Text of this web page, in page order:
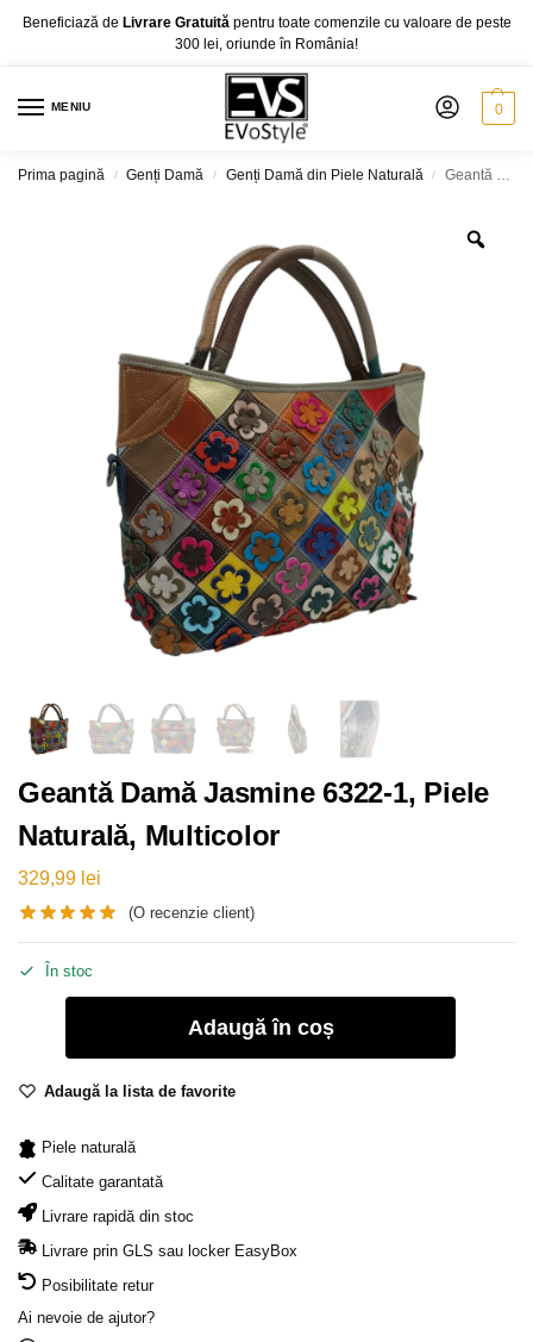
Beneficiază de Livrare Gratuită pentru toate comenzile cu valoare de peste
300 lei, oriunde în România!
MENIU 0
Prima pagină / Genți Damă / Genți Damă din Piele Naturală / Geantă Damă Jasmine 6322-1, Piele Naturală, Multicolor
Geantă Damă Jasmine 6322-1, Piele
Naturală, Multicolor
329,99 lei
(O recenzie client)
În stoc
Adaugă în coș
Adaugă la lista de favorite
Piele naturală
Calitate garantată
Livrare rapidă din stoc
Livrare prin GLS sau locker EasyBox
Posibilitate retur
Ai nevoie de ajutor?